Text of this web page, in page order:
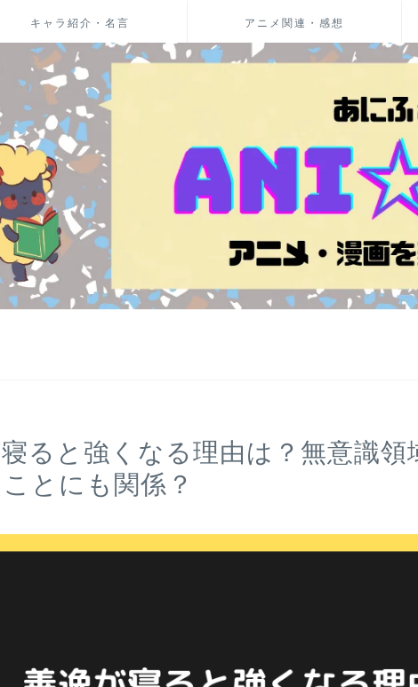
キャラ紹介・名言 アニメ関連・感想
ると強くなる理由は？無意識領
とにも関係？